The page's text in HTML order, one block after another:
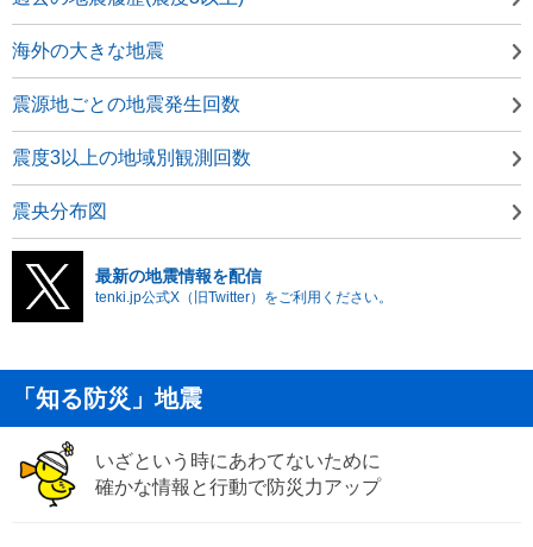
海外の大きな地震
震源地ごとの地震発生回数
震度3以上の地域別観測回数
震央分布図
最新の地震情報を配信
tenki.jp公式X（旧Twitter）をご利用ください。
「知る防災」地震
いざという時にあわてないために
確かな情報と行動で防災力アップ